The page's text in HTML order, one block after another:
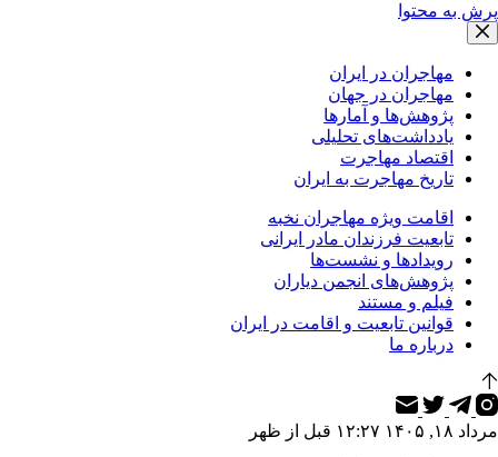
پرش به محتوا
مهاجران در ایران
مهاجران در جهان
پژوهش‌ها و آمارها
یادداشت‌های تحلیلی
اقتصاد مهاجرت
تاریخ مهاجرت به ایران
اقامت ویژه مهاجران نخبه
تابعیت فرزندان مادر ایرانی
رویدادها و نشست‌ها
پژوهش‌های انجمن دیاران
فیلم و مستند
قوانین تابعیت و اقامت در ایران
درباره ما
مرداد ۱۸, ۱۴۰۵ ۱۲:۲۷ قبل از ظهر